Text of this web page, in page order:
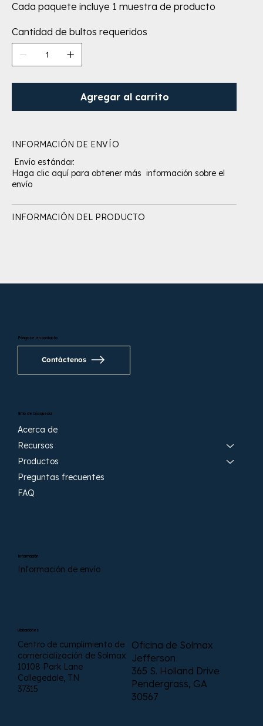
Cada paquete incluye 1 muestra de producto
Cantidad de bultos requeridos
Agregar al carrito
INFORMACIÓN DE ENVÍO
Envío estándar.
Haga clic aquí para obtener más información sobre el
envío
INFORMACIÓN DEL PRODUCTO
Ubicaciones
Centro de cumplimiento de
comercialización de Solmax
10108 Park Lane
Collegedale, TN
37315
Oficina de Solmax
Jefferson
365 S. Holland Drive
Pendergrass, GA
30567
Sitio de búsqueda
Acerca de
Recursos
Productos
Preguntas frecuentes
FAQ
Información
Información de envío
Póngase en contacto
Contáctenos